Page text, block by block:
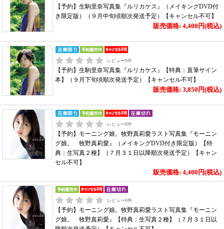
【予約】生駒里奈写真集『ルリカケス』（メイキングDVD付
き限定版）（９月中旬頃順次発送予定）【キャンセル不可】
販売価格: 4,400円(税込)
レビュー0件
【予約】生駒里奈写真集『ルリカケス』【特典：直筆サイン
本】（９月下旬頃順次発送予定）【キャンセル不可】
販売価格: 3,850円(税込)
レビュー0件
【予約】モーニング娘。牧野真莉愛ラスト写真集『モーニン
グ娘。 牧野真莉愛』（メイキングDVD付き限定版）【特
典：生写真２種】（７月３１日以降順次発送予定）【キャン
セル不可】
販売価格: 4,400円(税込)
レビュー0件
【予約】モーニング娘。牧野真莉愛ラスト写真集『モーニン
グ娘。 牧野真莉愛』【特典：生写真２種】（７月３１日以